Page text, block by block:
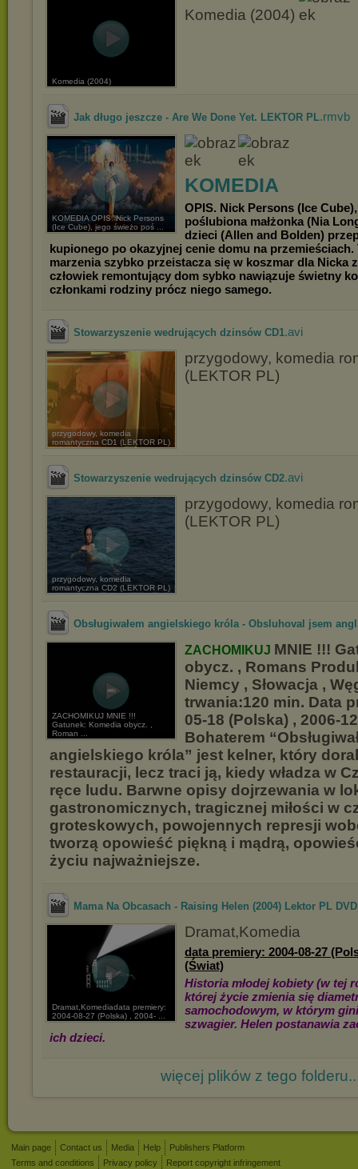
Komedia (2004)
Komedia (2004)
Jak długo jeszcze - Are We Done Yet. LEKTOR PL.rmvb
KOMEDIA OPIS. Nick Persons
(Ice Cube), jego świeżo poś ...
KOMEDIA
OPIS. Nick Persons (Ice
poślubiona małżonka (Nia
dzieci (Allen and Bolden)
kupionego po okazyjnej cenie domu na przemieściach.
marzenia szybko przeistacza się w koszmar dla Nicka
człowiek remontujący dom sybko nawiązuje świetny
członkami rodziny prócz niego samego.
Stowarzyszenie wedrujących dzinsów CD1.avi
przygodowy, komedia
romantyczna CD1 (LEKTOR PL)
przygodowy, komedia
(LEKTOR PL)
Stowarzyszenie wedrujących dzinsów CD2.avi
przygodowy, komedia
romantyczna CD2 (LEKTOR PL)
przygodowy, komedia
(LEKTOR PL)
Obsługiwałem angielskiego króla - Obsluhoval jsem
ZACHOMIKUJ MNIE !!!
Gatunek: Komedia obycz. ,
Roman ...
ZACHOMIKUJ MNIE !!!
obycz. , Romans
Niemcy , Słowacja ,
trwania:120 min. Data
05-18 (Polska) , 2006-
Bohaterem
angielskiego króla” jest kelner, który
restauracji, lecz traci ją, kiedy władza w
ręce ludu. Barwne opisy dojrzewania w
gastronomicznych, tragicznej miłości w
groteskowych, powojennych represji
tworzą opowieść piękną i mądrą,
życiu najważniejsze.
Mama Na Obcasach - Raising Helen (2004) Lektor PL
Dramat,Komediadata premiery:
2004-08-27 (Polska) , 2004- ...
Dramat,Komedia
data premiery: 2004-08-27
(Świat)
Historia młodej kobiety (w tej
której życie zmienia się
samochodowym, w którym
szwagier. Helen postanawia
ich dzieci.
więcej plików z tego
Main page Contact us Media Help
Publishers Platform
Terms and conditions
Privacy policy Report copyright infringement